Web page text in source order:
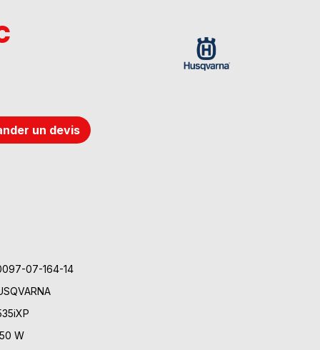
un devis
07-164-14
W